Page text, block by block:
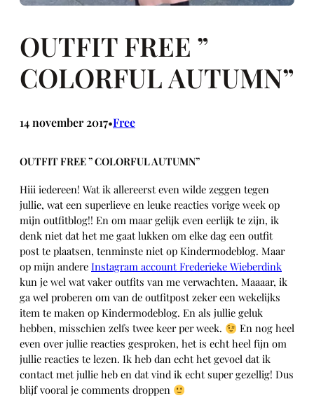
OUTFIT FREE ”
COLORFUL AUTUMN”
14 november 2017•Free
OUTFIT FREE ” COLORFUL AUTUMN”
Hiii iedereen! Wat ik allereerst even wilde zeggen tegen
jullie, wat een superlieve en leuke reacties vorige week op
mijn outfitblog!! En om maar gelijk even eerlijk te zijn, ik
denk niet dat het me gaat lukken om elke dag een outfit
post te plaatsen, tenminste niet op Kindermodeblog. Maar
op mijn andere Instagram account Frederieke Wieberdink
kun je wel wat vaker outfits van me verwachten. Maaaar, ik
ga wel proberen om van de outfitpost zeker een wekelijks
item te maken op Kindermodeblog. En als jullie geluk
hebben, misschien zelfs twee keer per week.
En nog heel
even over jullie reacties gesproken, het is echt heel fijn om
jullie reacties te lezen. Ik heb dan echt het gevoel dat ik
contact met jullie heb en dat vind ik echt super gezellig! Dus
blijf vooral je comments droppen